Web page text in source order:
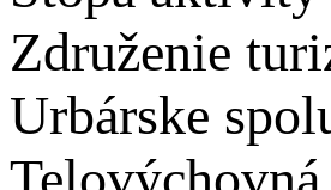
Združenie
Urbárske